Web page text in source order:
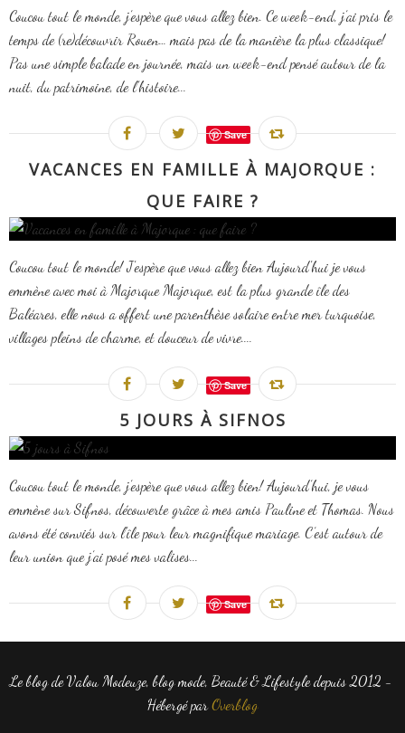
Coucou tout le monde, j’espère que vous allez bien. Ce week-end, j’ai pris le
temps de (re)découvrir Rouen… mais pas de la manière la plus classique!
Pas une simple balade en journée, mais un week-end pensé autour de la
nuit, du patrimoine, de l’histoire...
Save
VACANCES EN FAMILLE À MAJORQUE :
QUE FAIRE ?
Coucou tout le monde! J'espère que vous allez bien Aujourd'hui je vous
emmène avec moi à Majorque Majorque, est la plus grande île des
Baléares, elle nous a offert une parenthèse solaire entre mer turquoise,
villages pleins de charme, et douceur de vivre....
Save
5 JOURS À SIFNOS
Coucou tout le monde, j’espère que vous allez bien! Aujourd’hui, je vous
emmène sur Sifnos, découverte grâce à mes amis Pauline et Thomas. Nous
avons été conviés sur l'île pour leur magnifique mariage. C’est autour de
leur union que j’ai posé mes valises...
Save
Le blog de Valou Modeuze, blog mode, Beauté & Lifestyle depuis 2012 -
Hébergé parOverblog